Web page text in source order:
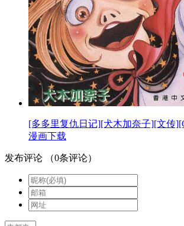
[多多里复仇日记][犬木加奈子][文传
漫画下载
发布评论 （0条评论）